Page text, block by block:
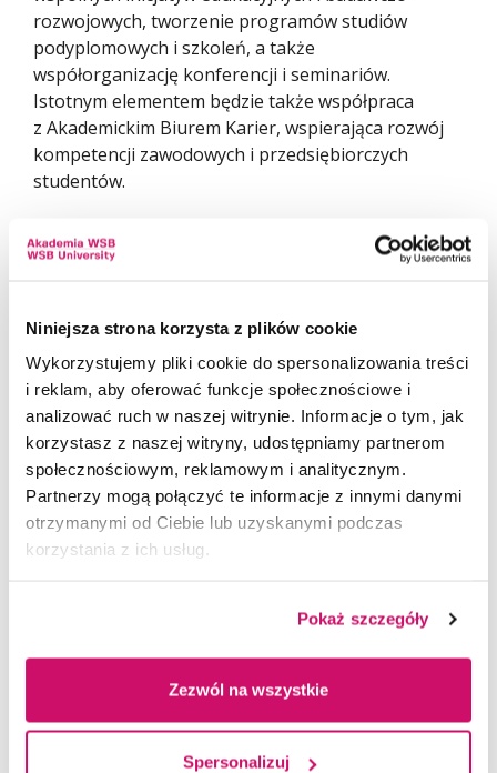
Niniejsza strona korzysta z plików cookie
Wykorzystujemy pliki cookie do spersonalizowania treści
i reklam, aby oferować funkcje społecznościowe i
analizować ruch w naszej witrynie. Informacje o tym, jak
korzystasz z naszej witryny, udostępniamy partnerom
społecznościowym, reklamowym i analitycznym.
Partnerzy mogą połączyć te informacje z innymi danymi
otrzymanymi od Ciebie lub uzyskanymi podczas
korzystania z ich usług.
Pokaż szczegóły
Zezwól na wszystkie
Spersonalizuj
rozwojowych, tworzenie programów studiów
podyplomowych i szkoleń, a także
współorganizację konferencji i seminariów.
Istotnym elementem będzie także współpraca
z Akademickim Biurem Karier, wspierająca rozwój
kompetencji zawodowych i przedsiębiorczych
studentów.